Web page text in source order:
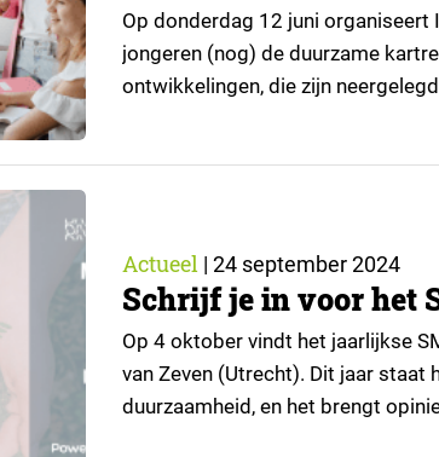
Op donderdag 12 juni
jongeren (nog) de duurzame
ontwikkelingen, die zijn
Actueel | 24 september 2024
Schrijf je in voor het
Op 4 oktober vindt het jaarlijkse
van Zeven (Utrecht). Dit jaar staat
duurzaamheid, en het brengt